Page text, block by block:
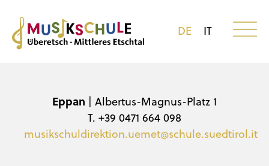
DE IT
Eppan | Albertus-Magnus-Platz 1
T. +39 0471 664 098
musikschuldirektion.uemet@schule.suedtirol.it